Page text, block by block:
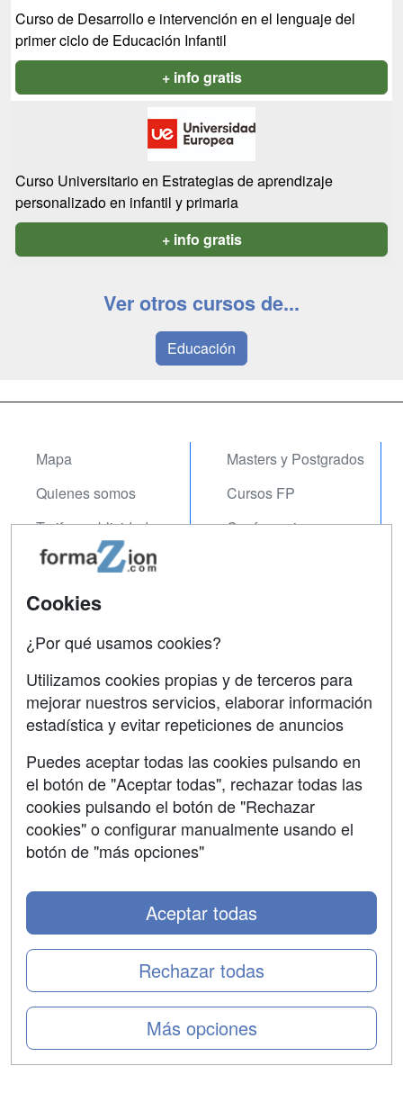
Curso de Desarrollo e intervención en el lenguaje del
primer ciclo de Educación Infantil
+ info gratis
Curso Universitario en Estrategias de aprendizaje
personalizado en infantil y primaria
+ info gratis
Ver otros cursos de...
Educación
Mapa
Quienes somos
Tarifas publicidad
Acceso Usuarios
Acceso Centros
Masters y Postgrados
Cursos FP
Conferencias
Contactar
Confidencialidad
Aviso legal
Copyleft
Cookies
¿Por qué usamos cookies?
Utilizamos cookies propias y de terceros para
mejorar nuestros servicios, elaborar información
estadística y evitar repeticiones de anuncios
Puedes aceptar todas las cookies pulsando en
el botón de "Aceptar todas", rechazar todas las
cookies pulsando el botón de "Rechazar
cookies" o configurar manualmente usando el
botón de "más opciones"
Más opciones
Rechazar todas
Aceptar todas